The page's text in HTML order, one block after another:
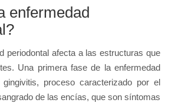
enfermedad
afecta a las estructuras que
Una primera fase de la enfermedad
proceso caracterizado por el
de las encías, que son síntomas